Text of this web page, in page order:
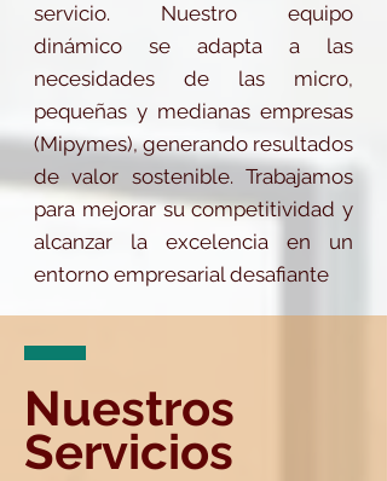
servicio. Nuestro equipo
dinámico se adapta a las
necesidades de las micro,
pequeñas y medianas empresas
(Mipymes), generando resultados
de valor sostenible. Trabajamos
para mejorar su competitividad y
alcanzar la excelencia en un
entorno empresarial desafiante
Nuestros
Servicios